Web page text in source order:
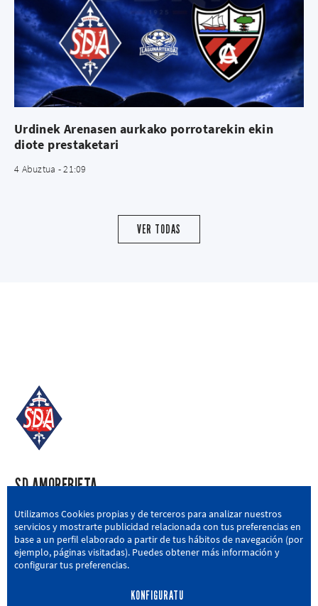
Urdinek Arenasen aurkako porrotarekin ekin
diote prestaketari
4 Abuztua - 21:09
VER TODAS
SD AMOREBIETA
San Miguel Kalea, 16, 48340 Amorebieta, Bizkaia
946 604 751 | sda@sdamorebieta.eus
Utilizamos Cookies propias y de terceros para analizar nuestros
servicios y mostrarte publicidad relacionada con tus preferencias en
base a un perfil elaborado a partir de tus hábitos de navegación (por
ejemplo, páginas visitadas). Puedes obtener más información y
configurar tus preferencias.
KONFIGURATU